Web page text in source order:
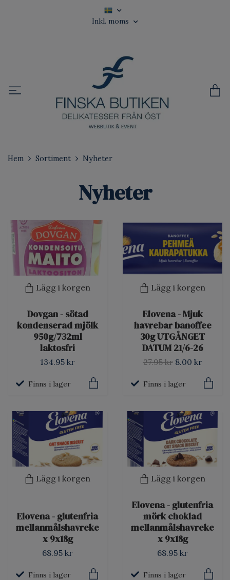
Inkl. moms
Hem Sortiment Nyheter
Nyheter
Lägg i korgen
Dovgan - sötad
kondenserad mjölk
950g/732ml
laktosfri
134.95 kr
Finns i lager
Lägg i korgen
Elovena - Mjuk
havrebar banoffee
30g UTGÅNGET
DATUM 21/6-26
27.95 kr 8.00 kr
Finns i lager
Lägg i korgen
Elovena - glutenfria
mellanmålshavreke
x 9x18g
68.95 kr
Finns i lager
Lägg i korgen
Elovena - glutenfria
mörk choklad
mellanmålshavreke
x 9x18g
68.95 kr
Finns i lager